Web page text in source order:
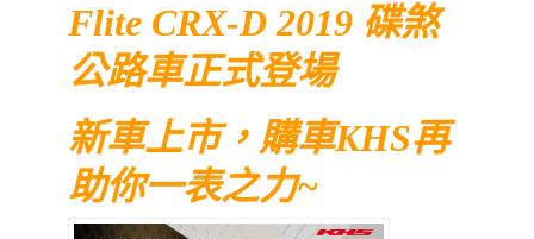
Flite CRX-D 2019 碟煞
公路車正式登場
新車上市，購車KHS再
助你一表之力~